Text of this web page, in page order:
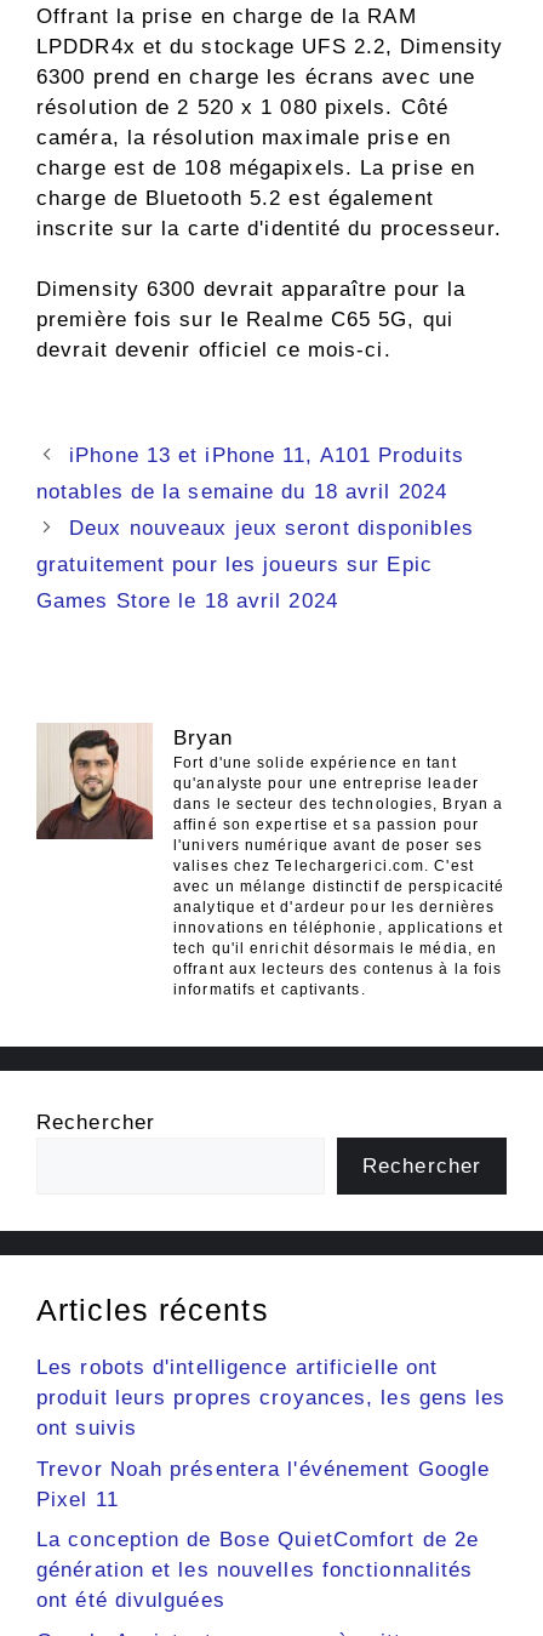
Offrant la prise en charge de la RAM
LPDDR4x et du stockage UFS 2.2, Dimensity
6300 prend en charge les écrans avec une
résolution de 2 520 x 1 080 pixels. Côté
caméra, la résolution maximale prise en
charge est de 108 mégapixels. La prise en
charge de Bluetooth 5.2 est également
inscrite sur la carte d'identité du processeur.
Dimensity 6300 devrait apparaître pour la
première fois sur le Realme C65 5G, qui
devrait devenir officiel ce mois-ci.
Navigation
des
iPhone 13 et iPhone 11, A101 Produits
notables de la semaine du 18 avril 2024
Deux nouveaux jeux seront disponibles
gratuitement pour les joueurs sur Epic
Games Store le 18 avril 2024
Bryan
Fort d'une solide expérience en tant
qu'analyste pour une entreprise leader
dans le secteur des technologies, Bryan a
affiné son expertise et sa passion pour
l'univers numérique avant de poser ses
valises chez Telechargerici.com. C'est
avec un mélange distinctif de perspicacité
analytique et d'ardeur pour les dernières
innovations en téléphonie, applications et
tech qu'il enrichit désormais le média, en
offrant aux lecteurs des contenus à la fois
informatifs et captivants.
Rechercher
Rechercher
Articles récents
Les robots d'intelligence artificielle ont
produit leurs propres croyances, les gens les
ont suivis
Trevor Noah présentera l'événement Google
Pixel 11
La conception de Bose QuietComfort de 2e
génération et les nouvelles fonctionnalités
ont été divulguées